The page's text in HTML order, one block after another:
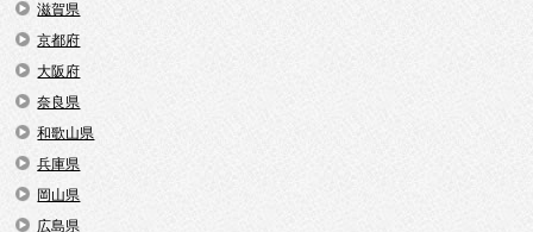
滋賀県
京都府
大阪府
奈良県
和歌山県
兵庫県
岡山県
広島県